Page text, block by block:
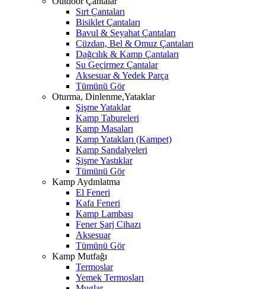
Sırt Çantaları
Bisiklet Çantaları
Bavul & Seyahat Çantaları
Cüzdan, Bel & Omuz Çantaları
Dağcılık & Kamp Çantaları
Su Geçirmez Çantalar
Aksesuar & Yedek Parça
Tümünü Gör
Oturma, Dinlenme,Yataklar
Şişme Yataklar
Kamp Tabureleri
Kamp Masaları
Kamp Yatakları (Kampet)
Kamp Sandalyeleri
Şişme Yastıklar
Tümünü Gör
Kamp Aydınlatma
El Feneri
Kafa Feneri
Kamp Lambası
Fener Şarj Cihazı
Aksesuar
Tümünü Gör
Kamp Mutfağı
Termoslar
Yemek Termosları